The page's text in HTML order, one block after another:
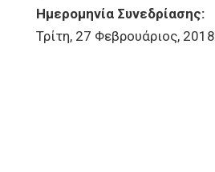
Ημερομηνία Συνεδρίασης:
Τρίτη, 27 Φεβρουάριος, 2018